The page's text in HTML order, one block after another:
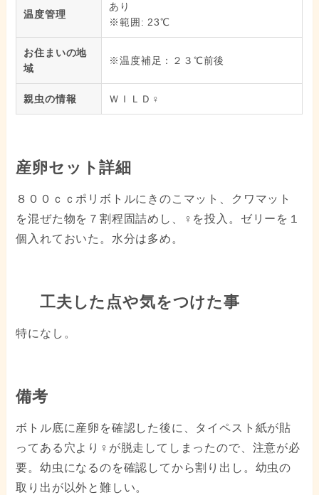
温度管理
あり
※範囲: 23℃
お住まいの地
域
※温度補足：２３℃前後
親虫の情報 ＷＩＬＤ♀
産卵セット詳細
８００ｃｃポリボトルにきのこマット、クワマット
を混ぜた物を７割程固詰めし、♀を投入。ゼリーを１
個入れておいた。水分は多め。
工夫した点や気をつけた事
特になし。
備考
ボトル底に産卵を確認した後に、タイペスト紙が貼
ってある穴より♀が脱走してしまったので、注意が必
要。幼虫になるのを確認してから割り出し。幼虫の
取り出が以外と難しい。